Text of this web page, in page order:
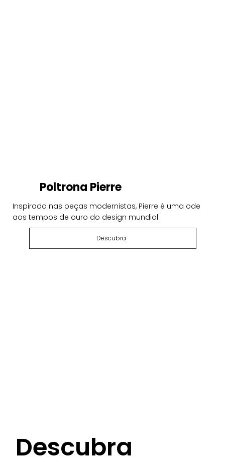
Poltrona Pierre
Inspirada nas peças modernistas, Pierre é uma ode
aos tempos de ouro do design mundial.
Descubra
Descubra